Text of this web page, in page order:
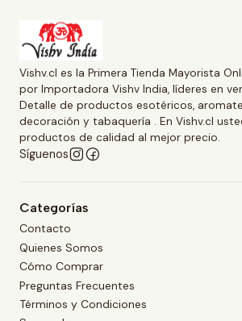
Vishv.cl es la Primera Tienda Mayorista
por Importadora Vishv India, líderes en
Detalle de productos esotéricos,
decoración y tabaquería . En Vishv.cl
productos de calidad al mejor precio.
Síguenos
Categorías
Contacto
Quienes Somos
Cómo Comprar
Preguntas Frecuentes
Términos y Condiciones